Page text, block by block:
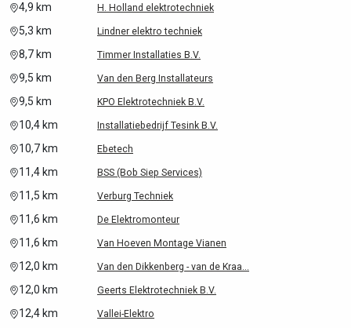
4,9 km H. Holland elektrotechniek
5,3 km Lindner elektro techniek
8,7 km Timmer Installaties B.V.
9,5 km Van den Berg Installateurs
9,5 km KPO Elektrotechniek B.V.
10,4 km Installatiebedrijf Tesink B.V.
10,7 km Ebetech
11,4 km BSS (Bob Siep Services)
11,5 km Verburg Techniek
11,6 km De Elektromonteur
11,6 km Van Hoeven Montage Vianen
12,0 km Van den Dikkenberg - van de Kraa...
12,0 km Geerts Elektrotechniek B.V.
12,4 km Vallei-Elektro